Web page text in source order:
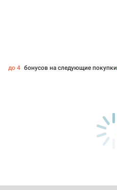
до 4 бонусов на следующие покупки